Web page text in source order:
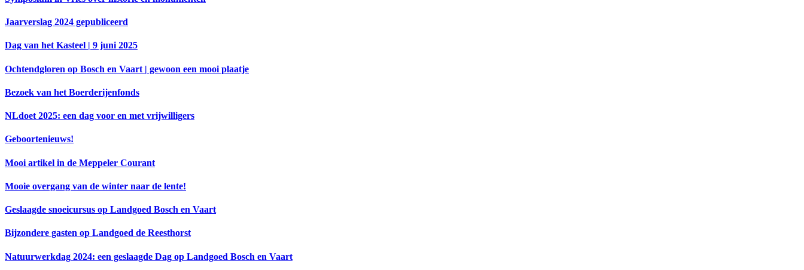
Jaarverslag 2024 gepubliceerd
Dag van het Kasteel | 9 juni 2025
Ochtendgloren op Bosch en Vaart | gewoon een mooi plaatje
Bezoek van het Boerderijenfonds
NLdoet 2025: een dag voor en met vrijwilligers
Geboortenieuws!
Mooi artikel in de Meppeler Courant
Mooie overgang van de winter naar de lente!
Geslaagde snoeicursus op Landgoed Bosch en Vaart
Bijzondere gasten op Landgoed de Reesthorst
Natuurwerkdag 2024: een geslaagde Dag op Landgoed Bosch en Vaart